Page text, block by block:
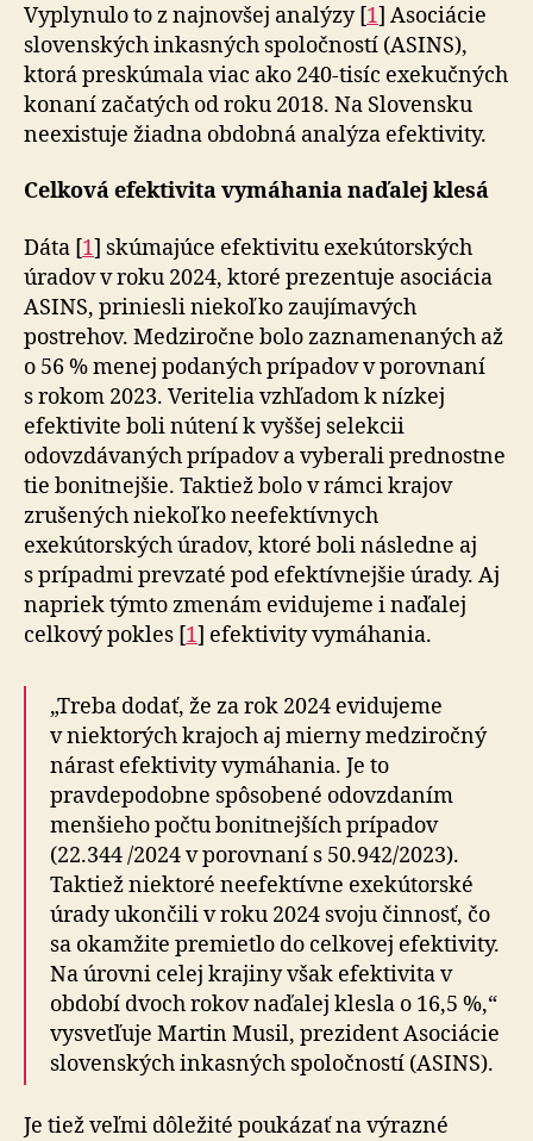
Vyplynulo to z najnovšej analýzy [1] Asociácie
slo­ven­ských inkasných spoločností (ASINS),
ktorá preskúmala viac ako 240-tisíc exekučných
konaní začatých od roku 2018. Na Slovensku
neexistuje žiadna obdobná analýza efektivity.
Celková efektivita vymáhania naďalej klesá
Dáta [1] skúmajúce efektivitu exekútorských
úradov v roku 2024, ktoré prezentuje asociácia
ASINS, priniesli niekoľko zaujímavých
postrehov. Medziročne bolo zaznamenaných až
o 56 % menej podaných prípadov v porovnaní
s rokom 2023. Veritelia vzhľadom k nízkej
efektivite boli nútení k vyššej selekcii
odovzdávaných prípadov a vyberali prednostne
tie bonitnejšie. Taktiež bolo v rámci krajov
zrušených niekoľko neefektívnych
exekútorských úradov, ktoré boli následne aj
s prípadmi prevzaté pod efektívnejšie úrady. Aj
napriek týmto zme­nám evidujeme i naďalej
celkový pokles [1] efektivity vymáhania.
„Treba dodať, že za rok 2024 evidujeme
v niektorých krajoch aj mierny medziročný
nárast efektivity vymáhania. Je to
pravdepodobne spôsobené odovzdaním
menšieho počtu bonitnejších prípadov
(22.344 /2024 v porovnaní s 50.942/2023).
Taktiež nie­kto­ré neefektívne exekútorské
úrady ukončili v roku 2024 svoju činnosť, čo
sa okamžite premietlo do cel­ko­vej efektivity.
Na úrovni celej krajiny však efektivita v
období dvoch rokov naďalej klesla o 16,5 %,“
vysvetľuje Martin Musil, prezident Asociácie
slovenských in­kas­ných spoločností (ASINS).
Je tiež veľmi dôležité poukázať na výrazné